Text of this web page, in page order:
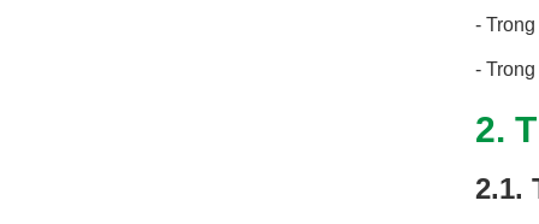
-
-
2.
2.1.